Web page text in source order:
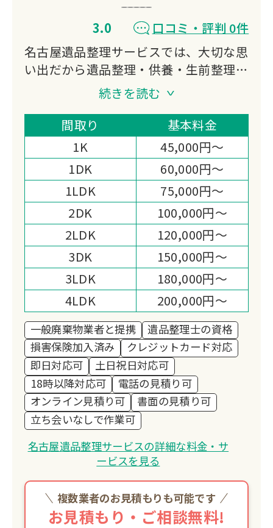
3.0
口コミ・評判 0件
名古屋遺品整理サービスでは、大切な思
い出だから遺品整理・供養・生前整理・
家財整理まで誠実、親切、丁寧にお客様
の想いに寄り添いお手伝いさせていただ
きます。
ご依頼者様と弊社との信頼関係が一番だ
と考えておりますので、明朗会計を徹底
しております。
状況に応じた見積もりをご依頼者様にも
ご協力を頂く形でできる限り満足して頂
けるよう努力しております。
続きを読む
間取り
基本料金
1K
45,000円～
1DK
60,000円～
1LDK
75,000円～
2DK
100,000円～
2LDK
120,000円～
3DK
150,000円～
3LDK
180,000円～
4LDK
200,000円～
一般廃棄物業者と提携
遺品整理士の資格
損害保険加入済み
クレジットカード対応
即日対応可
土日祝日対応可
18時以降対応可
電話の見積り可
オンライン見積り可
書面の見積り可
立ち会いなしで作業可
名古屋遺品整理サービスの詳細な料金・サ
ービスを見る
複数業者のお見積もりも可能です
お見積もり・ご相談無料!